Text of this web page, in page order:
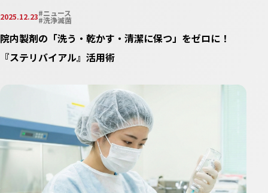
院内製剤の「洗う・乾かす・清潔に保つ」をゼロに！
『ステリバイアル』活用術
2025.12.23#ニュース
#洗浄滅菌